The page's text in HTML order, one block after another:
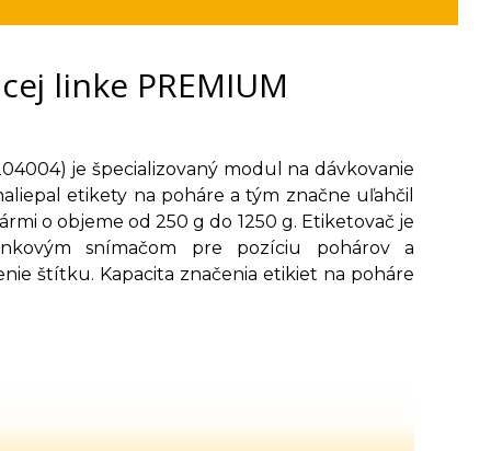
linke PREMIUM
je špecializovaný modul na dávkovanie
etikety na poháre a tým značne uľahčil
o objeme od 250 g do 1250 g. Etiketovač je
snímačom pre pozíciu pohárov a
štítku. Kapacita značenia etikiet na poháre